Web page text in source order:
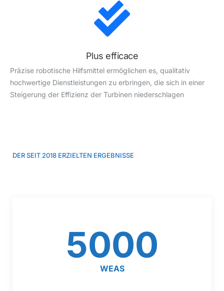
Plus efficace
Präzise robotische Hilfsmittel ermöglichen es, qualitativ
hochwertige Dienstleistungen zu erbringen, die sich in einer
Steigerung der Effizienz der Turbinen niederschlagen
DER SEIT 2018 ERZIELTEN ERGEBNISSE
5000
WEAS